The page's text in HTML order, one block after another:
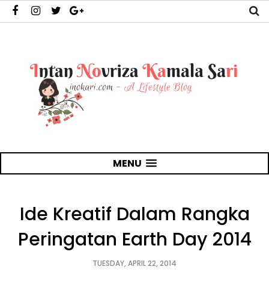
MENU
Ide Kreatif Dalam Rangka
Peringatan Earth Day 2014
TUESDAY, APRIL 22, 2014